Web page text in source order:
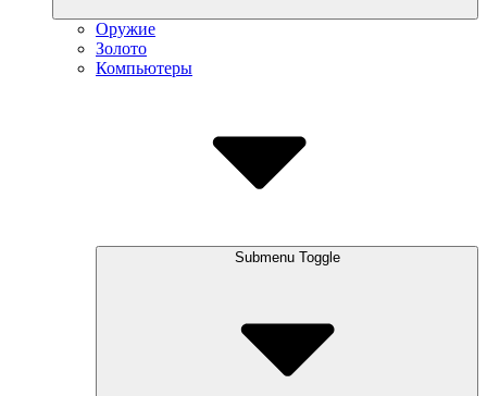
Оружие
Золото
Компьютеры
Submenu Toggle